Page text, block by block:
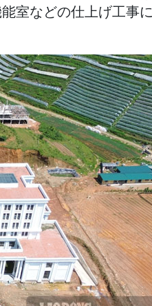
室などの仕上げ工事